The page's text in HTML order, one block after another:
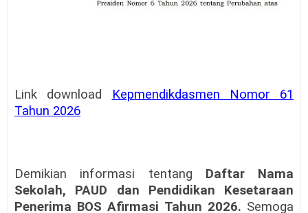
Link download
Kepmendikdasmen Nomor 61
Tahun 2026
Demikian informasi tentang Daftar Nama
Sekolah, PAUD dan Pendidikan Kesetaraan
Penerima BOS Afirmasi Tahun 2026. Semoga